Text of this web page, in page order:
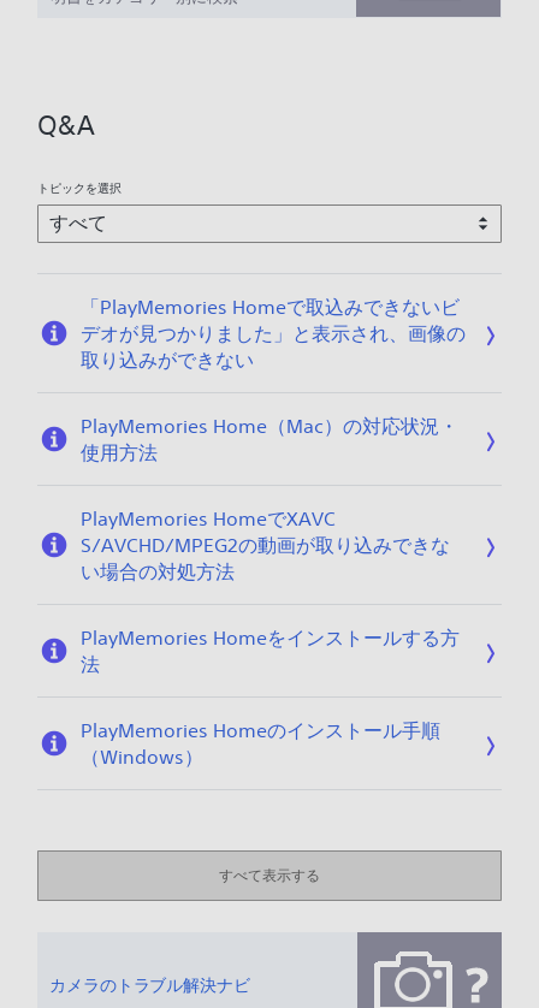
Q&A
トピックを選択
「PlayMemories Homeで取込みできないビ
デオが見つかりました」と表示され、画像の
取り込みができない
PlayMemories Home（Mac）の対応状況・
使用方法
PlayMemories HomeでXAVC
S/AVCHD/MPEG2の動画が取り込みできな
い場合の対処方法
PlayMemories Homeをインストールする方
法
PlayMemories Homeのインストール手順
（Windows）
すべて表示する
カメラのトラブル解決ナビ